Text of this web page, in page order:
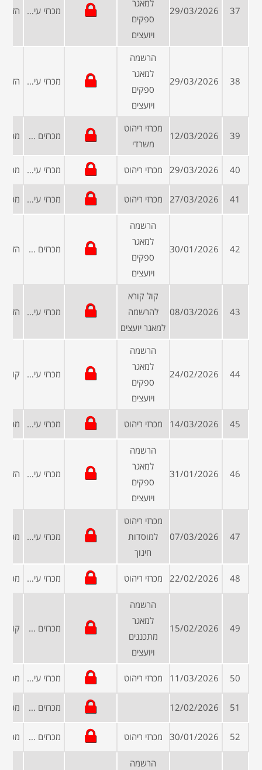
37
29/03/2026
למאגר
ספקים
ויועצים
מכרזי עיריות ומועצות
38
29/03/2026
הרשמה
למאגר
ספקים
ויועצים
מכרזי עיריות ומועצות
39
12/03/2026
מכרזי ריהוט
משרדי
מכרזים פומביים
40
29/03/2026 מכרזי ריהוט מכרזי עיריות ומועצות
41
27/03/2026 מכרזי ריהוט מכרזי עיריות ומועצות
42
30/01/2026
הרשמה
למאגר
ספקים
ויועצים
מכרזים פומביים
43
08/03/2026
קול קורא
להרשמה
למאגר יועצים
מכרזי עיריות ומועצות
44
24/02/2026
הרשמה
למאגר
ספקים
ויועצים
מכרזי עיריות ומועצות
45
14/03/2026 מכרזי ריהוט מכרזי עיריות ומועצות
46
31/01/2026
הרשמה
למאגר
ספקים
ויועצים
מכרזי עיריות ומועצות
47
07/03/2026
מכרזי ריהוט
למוסדות
חינוך
מכרזי עיריות ומועצות
48
22/02/2026 מכרזי ריהוט מכרזי עיריות ומועצות
49
15/02/2026
הרשמה
למאגר
מתכננים
ויועצים
מכרזים פומביים
50
11/03/2026 מכרזי ריהוט מכרזי עיריות ומועצות
51
12/02/2026 מכרזים פומביים
52
30/01/2026 מכרזי ריהוט מכרזים פומביים
הרשמה